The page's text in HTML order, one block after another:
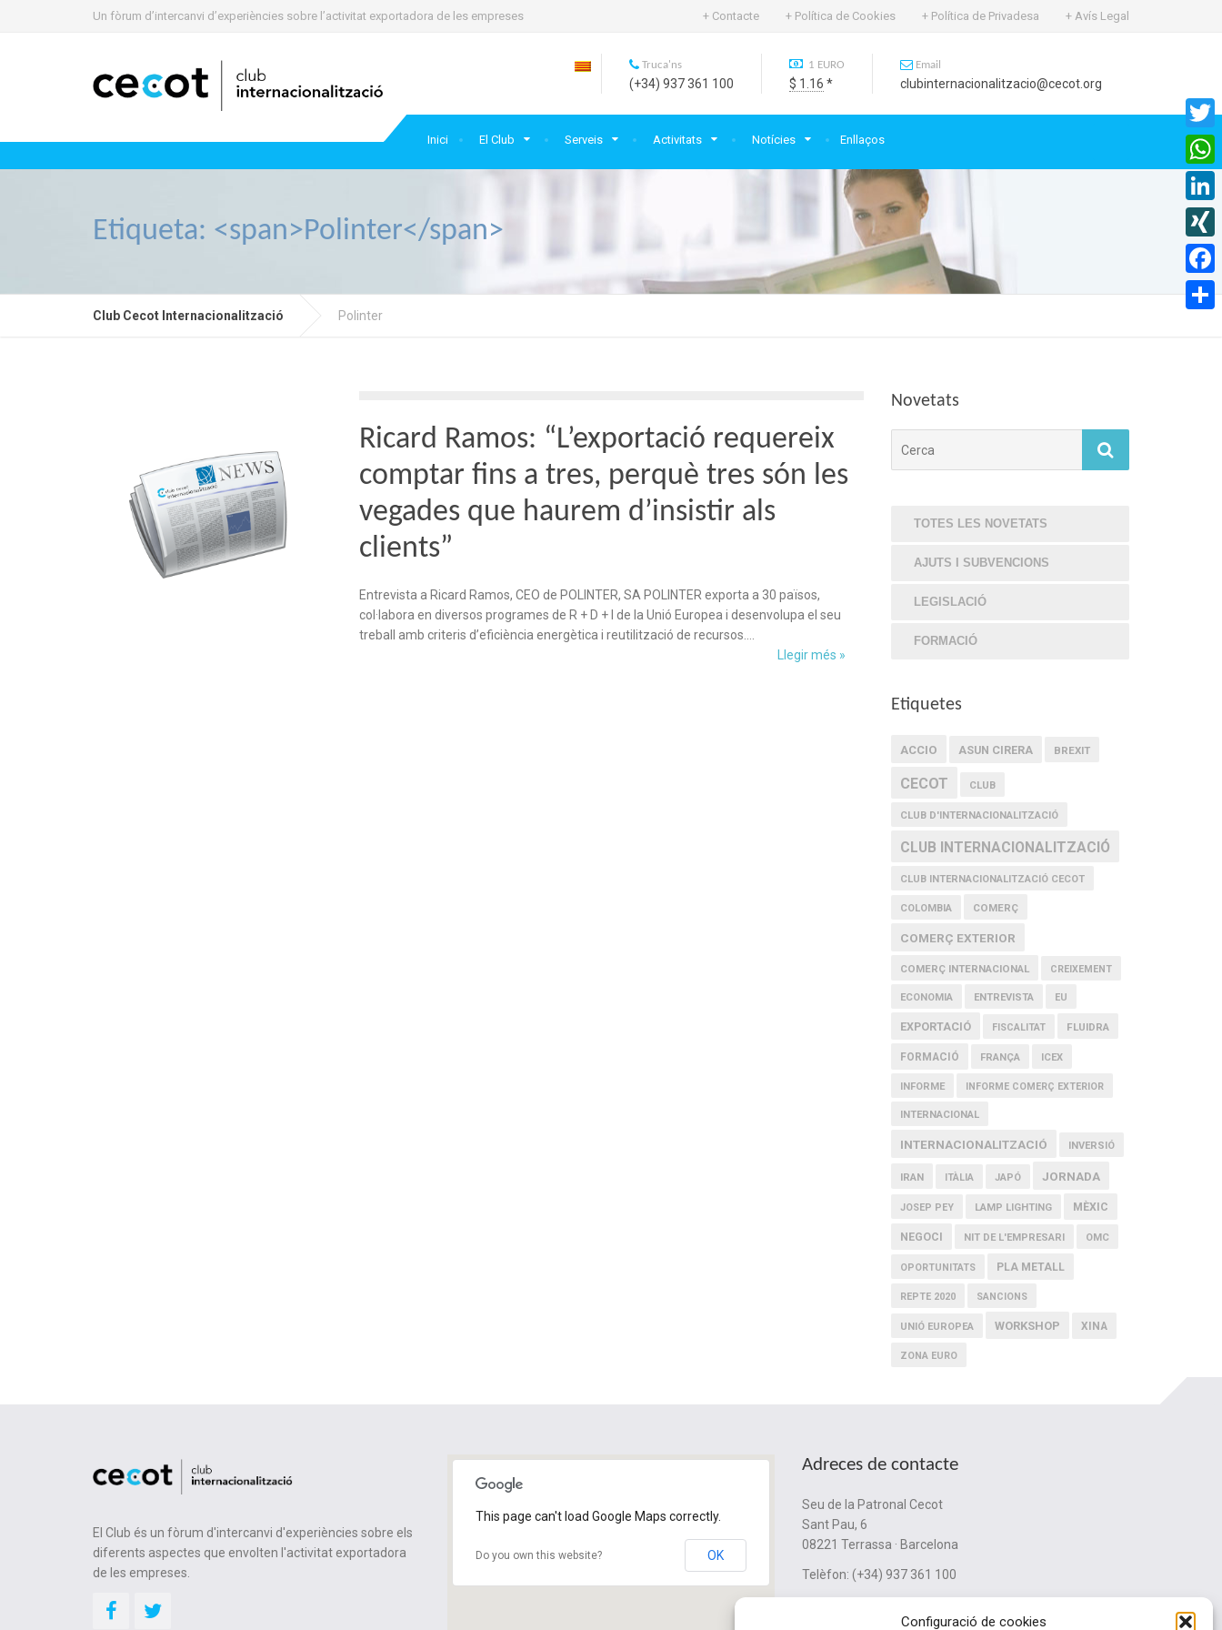
Configuració de cookies
Un fòrum d’intercanvi d’experiències sobre l’activitat exportadora de les empreses + Contacte + Política de Cookies + Política de Privadesa + Avís Legal
Inici El Club Serveis Activitats Notícies Enllaços
Truca'ns
(+34) 937 361 100
1 EURO
$ 1.16 *
Email
clubinternacionalitzacio@cecot.org
Etiqueta: <span>Polinter</span>
Club Cecot Internacionalització Polinter
Ricard Ramos: “L’exportació requereix
comptar fins a tres, perquè tres són les
vegades que haurem d’insistir als
clients”
Entrevista a Ricard Ramos, CEO de POLINTER, SA POLINTER exporta a 30 països,
col·labora en diversos programes de R + D + I de la Unió Europea i desenvolupa el seu
treball amb criteris d’eficiència energètica i reutilització de recursos….
Llegir més »
Novetats
TOTES LES NOVETATS
AJUTS I SUBVENCIONS
LEGISLACIÓ
FORMACIÓ
Etiquetes
ACCIO ASUN CIRERA BREXIT
CECOT CLUB
CLUB D'INTERNACIONALITZACIÓ
CLUB INTERNACIONALITZACIÓ
CLUB INTERNACIONALITZACIÓ CECOT
COLOMBIA COMERÇ
COMERÇ EXTERIOR
COMERÇ INTERNACIONAL CREIXEMENT
ECONOMIA ENTREVISTA EU
EXPORTACIÓ FISCALITAT FLUIDRA
FORMACIÓ FRANÇA ICEX
INFORME INFORME COMERÇ EXTERIOR
INTERNACIONAL
INTERNACIONALITZACIÓ INVERSIÓ
IRAN ITÀLIA JAPÓ JORNADA
JOSEP PEY LAMP LIGHTING MÈXIC
NEGOCI NIT DE L'EMPRESARI OMC
OPORTUNITATS PLA METALL
REPTE 2020 SANCIONS
UNIÓ EUROPEA WORKSHOP XINA
ZONA EURO
El Club és un fòrum d'intercanvi d'experiències sobre els
diferents aspectes que envolten l'activitat exportadora
de les empreses.
This page can't load Google Maps correctly.
Do you own this website? OK
Adreces de contacte
Seu de la Patronal Cecot
Sant Pau, 6
08221 Terrassa · Barcelona
Telèfon: (+34) 937 361 100
XING